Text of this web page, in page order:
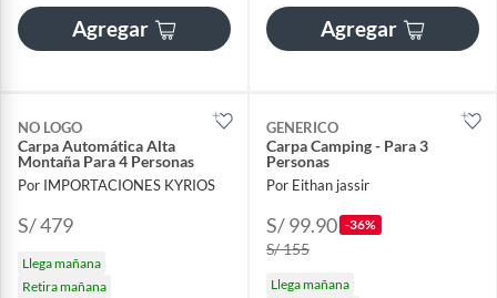
Agregar Agregar
NO LOGO
Carpa Automática Alta
Montaña Para 4 Personas
Por IMPORTACIONES KYRIOS
S/ 479
Llega mañana
Retira mañana
GENERICO
Carpa Camping - Para 3
Personas
Por Eithan jassir
S/ 99.90 -36%
S/ 155
Llega mañana